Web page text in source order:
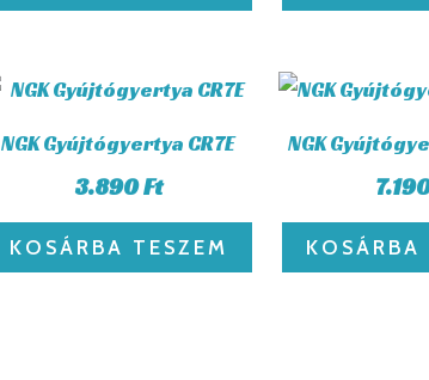
NGK Gyújtógyertya CR7E
3.890Ft
KOSÁRBA TESZEM
NGK
KOSÁRBA